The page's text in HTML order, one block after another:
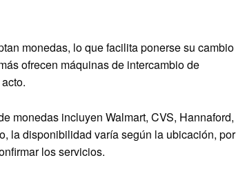
monedas, lo que facilita ponerse su cambio
ofrecen máquinas de intercambio de
monedas incluyen Walmart, CVS, Hannaford,
la disponibilidad varía según la ubicación, por
los servicios.